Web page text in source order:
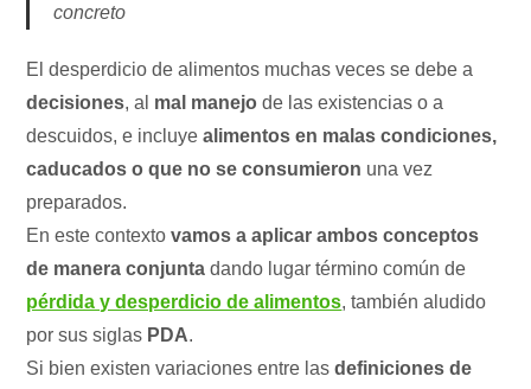
concreto
El desperdicio de alimentos muchas veces se debe a
decisiones, al mal manejo de las existencias o a
descuidos, e incluyealimentos en malas condiciones,
caducados o que no se consumieron una vez
preparados.
En este contexto vamos a aplicar ambos conceptos
de manera conjunta dando lugar término común de
pérdida y desperdicio de alimentos, también aludido
por sus siglas PDA.
Si bien existen variaciones entre lasdefiniciones de